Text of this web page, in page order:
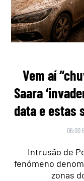
Vem aí
Saara
data e estas
06:00
Intrusão de
fenómeno
zonas